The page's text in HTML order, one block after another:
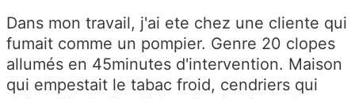
Dans mon travail, j'ai ete chez une cliente qui
fumait comme un pompier. Genre 20 clopes
allumés en 45minutes d'intervention. Maison
qui empestait le tabac froid, cendriers qui